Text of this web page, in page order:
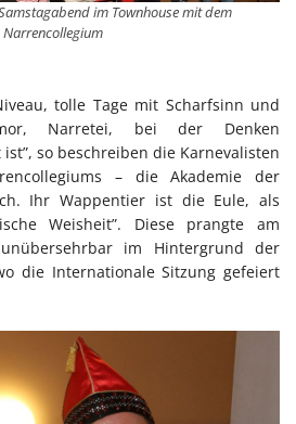
im Townhouse mit dem
Narrencollegium
tolle Tage mit Scharfsinn und
Narretei, bei der Denken
so beschreiben die Karnevalisten
– die Akademie der
Ihr Wappentier ist die Eule, als
Weisheit”. Diese prangte am
unübersehrbar im Hintergrund der
die Internationale Sitzung gefeiert